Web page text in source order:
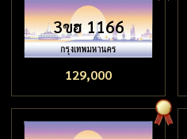
3ขฮ 1166
129,000